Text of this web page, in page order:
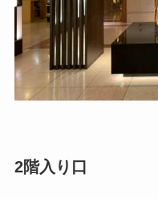
2階入り口